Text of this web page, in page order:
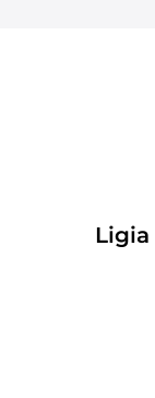
Ligia